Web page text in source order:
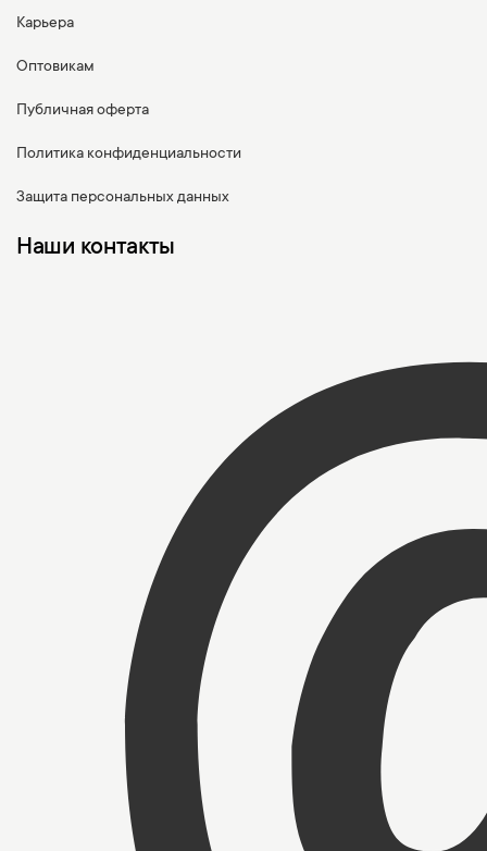
Карьера
Оптовикам
Публичная оферта
Политика конфиденциальности
Защита персональных данных
Наши контакты